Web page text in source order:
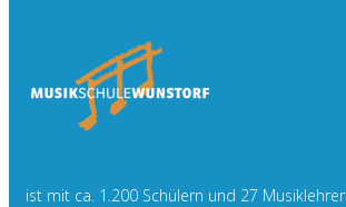
ist mit ca. 1.200 Schülern und 27